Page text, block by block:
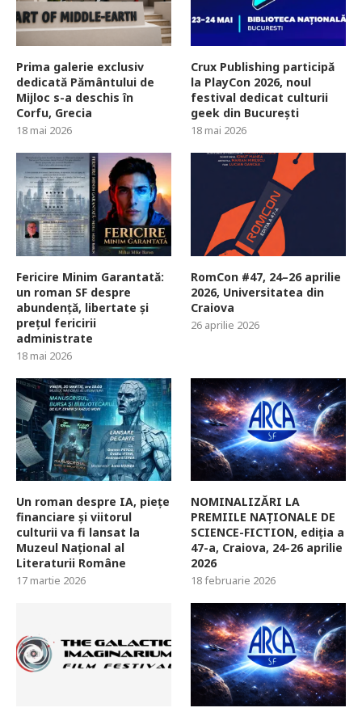
Prima galerie exclusiv
dedicată Pământului de
Mijloc s-a deschis în
Corfu, Grecia
18 mai 2026
Crux Publishing participă
la PlayCon 2026, noul
festival dedicat culturii
geek din București
18 mai 2026
Fericire Minim Garantată:
un roman SF despre
abundență, libertate și
prețul fericirii
administrate
18 mai 2026
RomCon #47, 24–26 aprilie
2026, Universitatea din
Craiova
26 aprilie 2026
Un roman despre IA, piețe
financiare și viitorul
culturii va fi lansat la
Muzeul Național al
Literaturii Române
17 martie 2026
NOMINALIZĂRI LA
PREMIILE NAȚIONALE DE
SCIENCE-FICTION, ediția a
47-a, Craiova, 24-26 aprilie
2026
18 februarie 2026